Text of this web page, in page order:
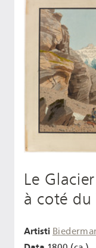
Le
à coté
Artisti